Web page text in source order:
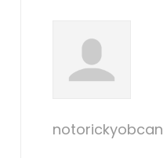
notorickyobcan